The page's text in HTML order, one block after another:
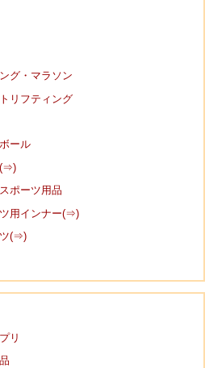
グ・マラソン
リフティング
ール
(⇒)
ポーツ用品
用インナー(⇒)
(⇒)
リ